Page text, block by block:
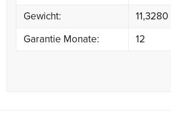
Gewicht:
11,3280
Garantie Monate:
12